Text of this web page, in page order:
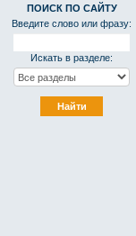
ПОИСК ПО САЙТУ
Введите слово или фразу:
Искать в разделе: